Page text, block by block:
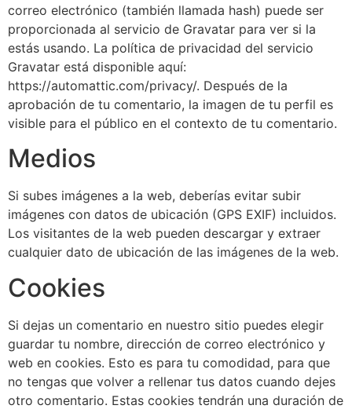
correo electrónico (también llamada hash) puede ser
proporcionada al servicio de Gravatar para ver si la
estás usando. La política de privacidad del servicio
Gravatar está disponible aquí:
https://automattic.com/privacy/. Después de la
aprobación de tu comentario, la imagen de tu perfil es
visible para el público en el contexto de tu comentario.
Medios
Si subes imágenes a la web, deberías evitar subir
imágenes con datos de ubicación (GPS EXIF) incluidos.
Los visitantes de la web pueden descargar y extraer
cualquier dato de ubicación de las imágenes de la web.
Cookies
Si dejas un comentario en nuestro sitio puedes elegir
guardar tu nombre, dirección de correo electrónico y
web en cookies. Esto es para tu comodidad, para que
no tengas que volver a rellenar tus datos cuando dejes
otro comentario. Estas cookies tendrán una duración de